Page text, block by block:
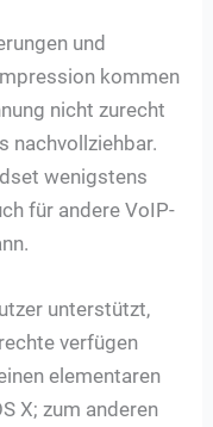
und
kommen
nicht zurecht
nachvollziehbar.
wenigstens
für andere VoIP-
unterstützt,
verfügen
elementaren
X; zum anderen